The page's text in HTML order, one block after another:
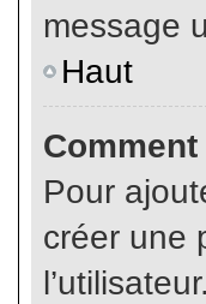
message
Haut
Pour
créer une